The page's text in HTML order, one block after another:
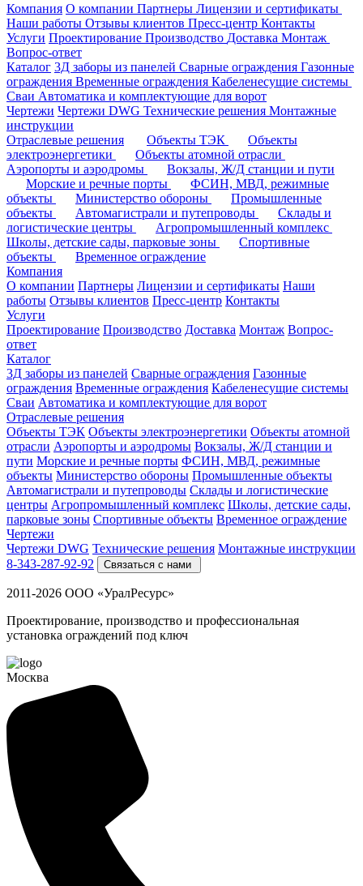
Компания О компании Партнеры Лицензии и сертификаты
Наши работы Отзывы клиентов Пресс-центр Контакты
Услуги Проектирование Производство Доставка Монтаж
Вопрос-ответ
Каталог 3Д заборы из панелей Сварные ограждения Газонные
ограждения Временные ограждения Кабеленесущие системы
Cваи Автоматика и комплектующие для ворот
Чертежи Чертежи DWG Технические решения Монтажные
инструкции
Отраслевые решения
Объекты ТЭК
Объекты
электроэнергетики
Объекты атомной отрасли
Аэропорты и аэродромы
Вокзалы, Ж/Д станции и пути
Морские и речные порты
ФСИН, МВД, режимные
объекты
Министерство обороны
Промышленные
объекты
Автомагистрали и путепроводы
Склады и
логистические центры
Агропромышленный комплекс
Школы, детские сады, парковые зоны
Спортивные
объекты
Временное ограждение
Компания
О компании Партнеры Лицензии и сертификаты Наши
работы Отзывы клиентов Пресс-центр Контакты
Услуги
Проектирование Производство Доставка Монтаж Вопрос-
ответ
Каталог
3Д заборы из панелей Сварные ограждения Газонные
ограждения Временные ограждения Кабеленесущие системы
Cваи Автоматика и комплектующие для ворот
Отраслевые решения
Объекты ТЭК Объекты электроэнергетики Объекты атомной
отрасли Аэропорты и аэродромы Вокзалы, Ж/Д станции и
пути Морские и речные порты ФСИН, МВД, режимные
объекты Министерство обороны Промышленные объекты
Автомагистрали и путепроводы Склады и логистические
центры Агропромышленный комплекс Школы, детские сады,
парковые зоны Спортивные объекты Временное ограждение
Чертежи
Чертежи DWG Технические решения Монтажные инструкции
8-343-287-92-92
Связаться с нами
2011-2026 ООО «УралРесурс»
Проектирование, производство и профессиональная
установка ограждений под ключ
Москва